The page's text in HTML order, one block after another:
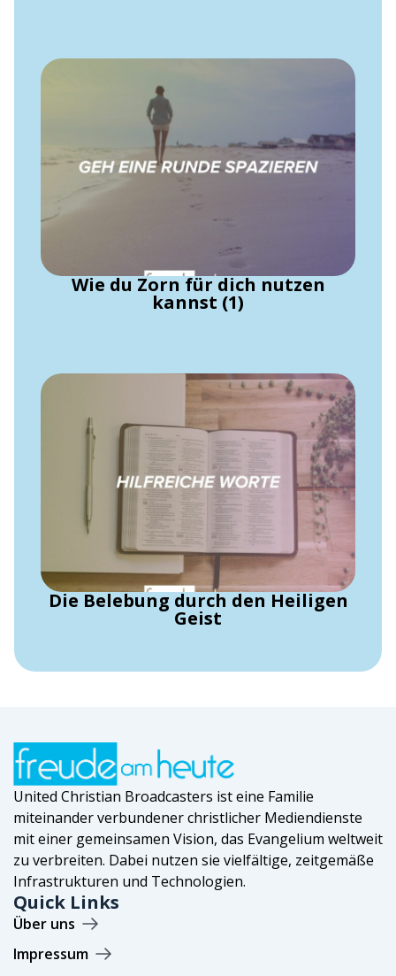
Wie du Zorn für dich nutzen
kannst (1)
Die Belebung durch den Heiligen
Geist
United Christian Broadcasters ist eine Familie
miteinander verbundener christlicher Mediendienste
mit einer gemeinsamen Vision, das Evangelium weltweit
zu verbreiten. Dabei nutzen sie vielfältige, zeitgemäße
Infrastrukturen und Technologien.
Quick Links
Über uns
Impressum